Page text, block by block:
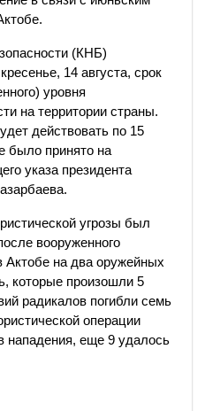
(КНБ)
14 августа, срок
уровня
на территории страны.
действовать по 15
было принято на
указа президента
угрозы был
вооруженного
Актобе на два оружейных
которые произошли 5
радикалов погибли семь
операции
нападения, еще 9 удалось